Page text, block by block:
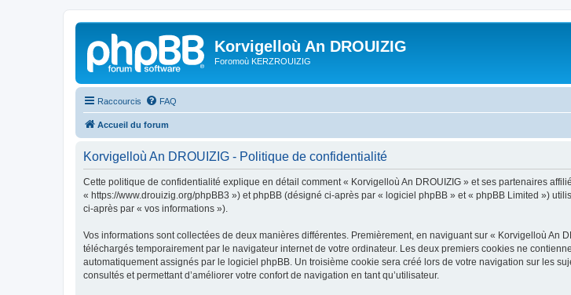
Korvigelloù An DROUIZIG
Foromoù KERZROUIZIG
Raccourcis FAQ
Accueil du forum
Korvigelloù An DROUIZIG - Politique de confidentialité
Cette politique de confidentialité explique en détail comment « Korvigelloù An DROUIZIG » et ses partenaires
« https://www.drouizig.org/phpBB3 ») et phpBB (désigné ci-après par « logiciel phpBB » et « phpBB Limited »)
ci-après par « vos informations »).
Vos informations sont collectées de deux manières différentes. Premièrement, en naviguant sur « Korvigelloù
téléchargés temporairement par le navigateur internet de votre ordinateur. Les deux premiers cookies ne
automatiquement assignés par le logiciel phpBB. Un troisième cookie sera créé lors de votre navigation sur les
consultés et permettant d’améliorer votre confort de navigation en tant qu’utilisateur.